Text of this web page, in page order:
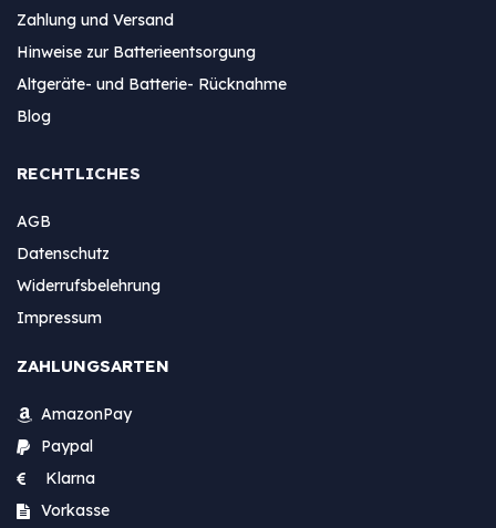
Zahlung und Versand
Hinweise zur Batterieentsorgung
Altgeräte- und Batterie- Rücknahme
Blog
RECHTLICHES
AGB
Datenschutz
Widerrufsbelehrung
Impressum
ZAHLUNGSARTEN
AmazonPay
Paypal
Klarna
Vorkasse